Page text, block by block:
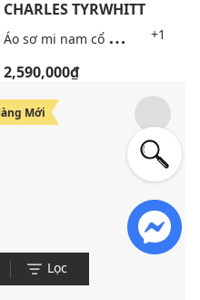
Lọc
CHARLES TYRWHITT
Á
o sơ mi nam cổ bẻ tay dài sọc caro +1
2,590,000₫
Mới